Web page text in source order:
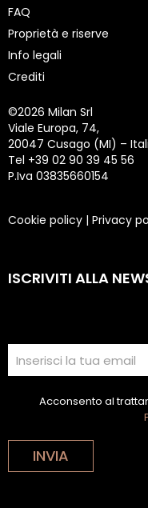
FAQ
Proprietà e riserve
Info legali
Crediti
©2026 Milan Srl
Viale Europa, 74,
20047 Cusago (MI) –
Tel +39 02 90 39 45 56
P.Iva 03835660154
Cookie policy | Privacy
ISCRIVITI ALLA
Acconsento al
INVIA